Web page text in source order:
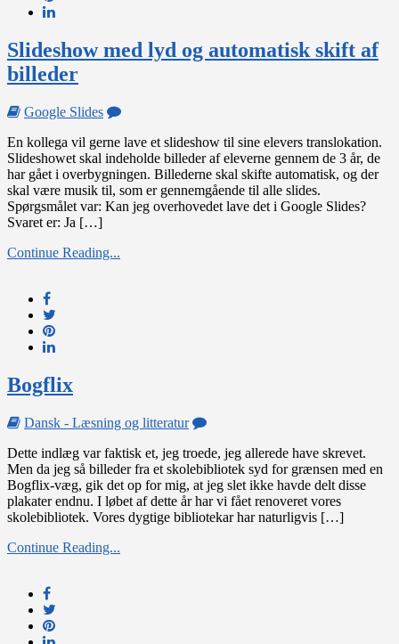
Slideshow med lyd og automatisk skift af
billeder
Google Slides
on
med
lyd
og
automatisk
skift
En kollega vil gerne lave et slideshow til sine elevers translokation.
Slideshowet skal indeholde billeder af eleverne gennem de 3 år, de
har gået i overbygningen. Billederne skal skifte automatisk, og der
skal være musik til, som er gennemgående til alle slides.
Spørgsmålet var: Kan jeg overhovedet lave det i Google Slides?
Svaret er: Ja […]
Continue Reading...
Bogflix
Dansk - Læsning og litteratur
on
Dette indlæg var faktisk et, jeg troede, jeg allerede have skrevet.
Men da jeg så billeder fra et skolebibliotek syd for grænsen med en
Bogflix-væg, gik det op for mig, at jeg slet ikke havde delt disse
plakater endnu. I løbet af dette år har vi fået renoveret vores
skolebibliotek. Vores dygtige bibliotekar har naturligvis […]
Continue Reading...